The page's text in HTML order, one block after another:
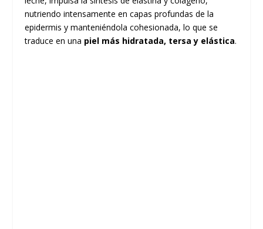
nutriendo intensamente en capas profundas de la
epidermis y manteniéndola cohesionada, lo que se
traduce en una piel más hidratada, tersa y elástica.